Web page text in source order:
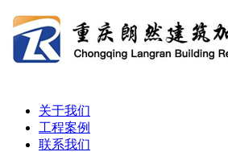
关于我们
工程案例
联系我们